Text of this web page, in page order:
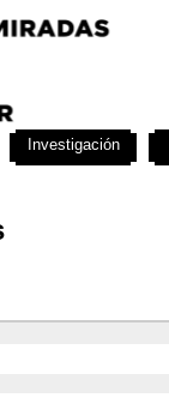
Investigación